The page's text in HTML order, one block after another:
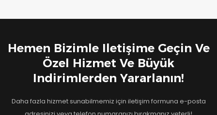
Hemen Bizimle Iletişime Geçin Ve
Özel Hizmet Ve Büyük
Indirimlerden Yararlanın!
Daha fazla hizmet sunabilmemiz için iletişim formuna e-posta